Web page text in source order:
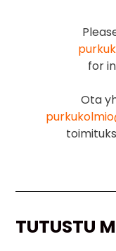
for
Ota
TUTUSTU